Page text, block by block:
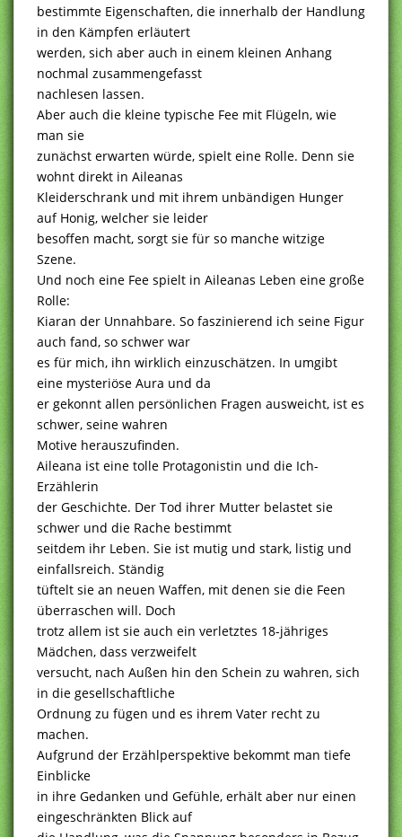
bestimmte Eigenschaften, die innerhalb der Handlung
in den Kämpfen erläutert
werden, sich aber auch in einem kleinen Anhang
nochmal zusammengefasst
nachlesen lassen.
Aber auch die kleine typische Fee mit Flügeln, wie
man sie
zunächst erwarten würde, spielt eine Rolle. Denn sie
wohnt direkt in Aileanas
Kleiderschrank und mit ihrem unbändigen Hunger
auf Honig, welcher sie leider
besoffen macht, sorgt sie für so manche witzige
Szene.
Und noch eine Fee spielt in Aileanas Leben eine große
Rolle:
Kiaran der Unnahbare. So faszinierend ich seine Figur
auch fand, so schwer war
es für mich, ihn wirklich einzuschätzen. In umgibt
eine mysteriöse Aura und da
er gekonnt allen persönlichen Fragen ausweicht, ist es
schwer, seine wahren
Motive herauszufinden.
Aileana ist eine tolle Protagonistin und die Ich-
Erzählerin
der Geschichte. Der Tod ihrer Mutter belastet sie
schwer und die Rache bestimmt
seitdem ihr Leben. Sie ist mutig und stark, listig und
einfallsreich. Ständig
tüftelt sie an neuen Waffen, mit denen sie die Feen
überraschen will. Doch
trotz allem ist sie auch ein verletztes 18-jähriges
Mädchen, dass verzweifelt
versucht, nach Außen hin den Schein zu wahren, sich
in die gesellschaftliche
Ordnung zu fügen und es ihrem Vater recht zu
machen.
Aufgrund der Erzählperspektive bekommt man tiefe
Einblicke
in ihre Gedanken und Gefühle, erhält aber nur einen
eingeschränkten Blick auf